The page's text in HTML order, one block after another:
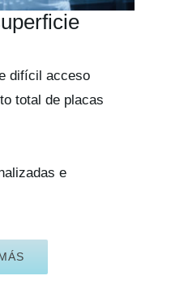
difícil acceso
total de placas
e